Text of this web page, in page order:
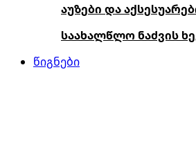
აუზები და
საახალწლო ნაძვის
წიგნები